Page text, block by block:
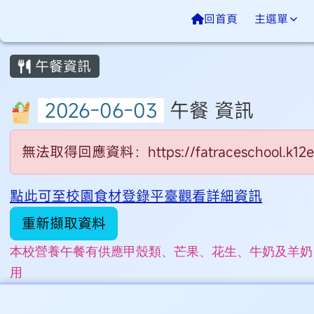
桃園市永安實驗中學
回首頁 主選單
主內容區域
午餐資訊
午餐 資訊
無法取得回應資料：https://
點此可至校園食材登錄平臺觀看詳細資訊
重新擷取資料
本校營養午餐有供應甲殼類、芒果、花生、牛奶及羊
用
頁尾區域